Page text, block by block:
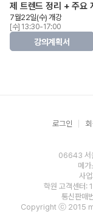
제 트렌드 정리 + 주요
7월22일(수) 개강
[수] 13:30-17:00
강의계획서
로그인
06643 서
메
사
학원 고객센터
통신판매
Copyright ⓒ 2015